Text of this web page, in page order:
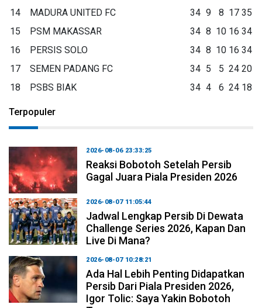
14
MADURA UNITED FC 34 9 8 17 35
15
PSM MAKASSAR 34 8 10 16 34
16
PERSIS SOLO 34 8 10 16 34
17
SEMEN PADANG FC 34 5 5 24 20
18
PSBS BIAK 34 4 6 24 18
Terpopuler
2026-08-06 23:33:25
Reaksi Bobotoh Setelah Persib
Gagal Juara Piala Presiden 2026
2026-08-07 11:05:44
Jadwal Lengkap Persib Di Dewata
Challenge Series 2026, Kapan Dan
Live Di Mana?
2026-08-07 10:28:21
Ada Hal Lebih Penting Didapatkan
Persib Dari Piala Presiden 2026,
Igor Tolic: Saya Yakin Bobotoh